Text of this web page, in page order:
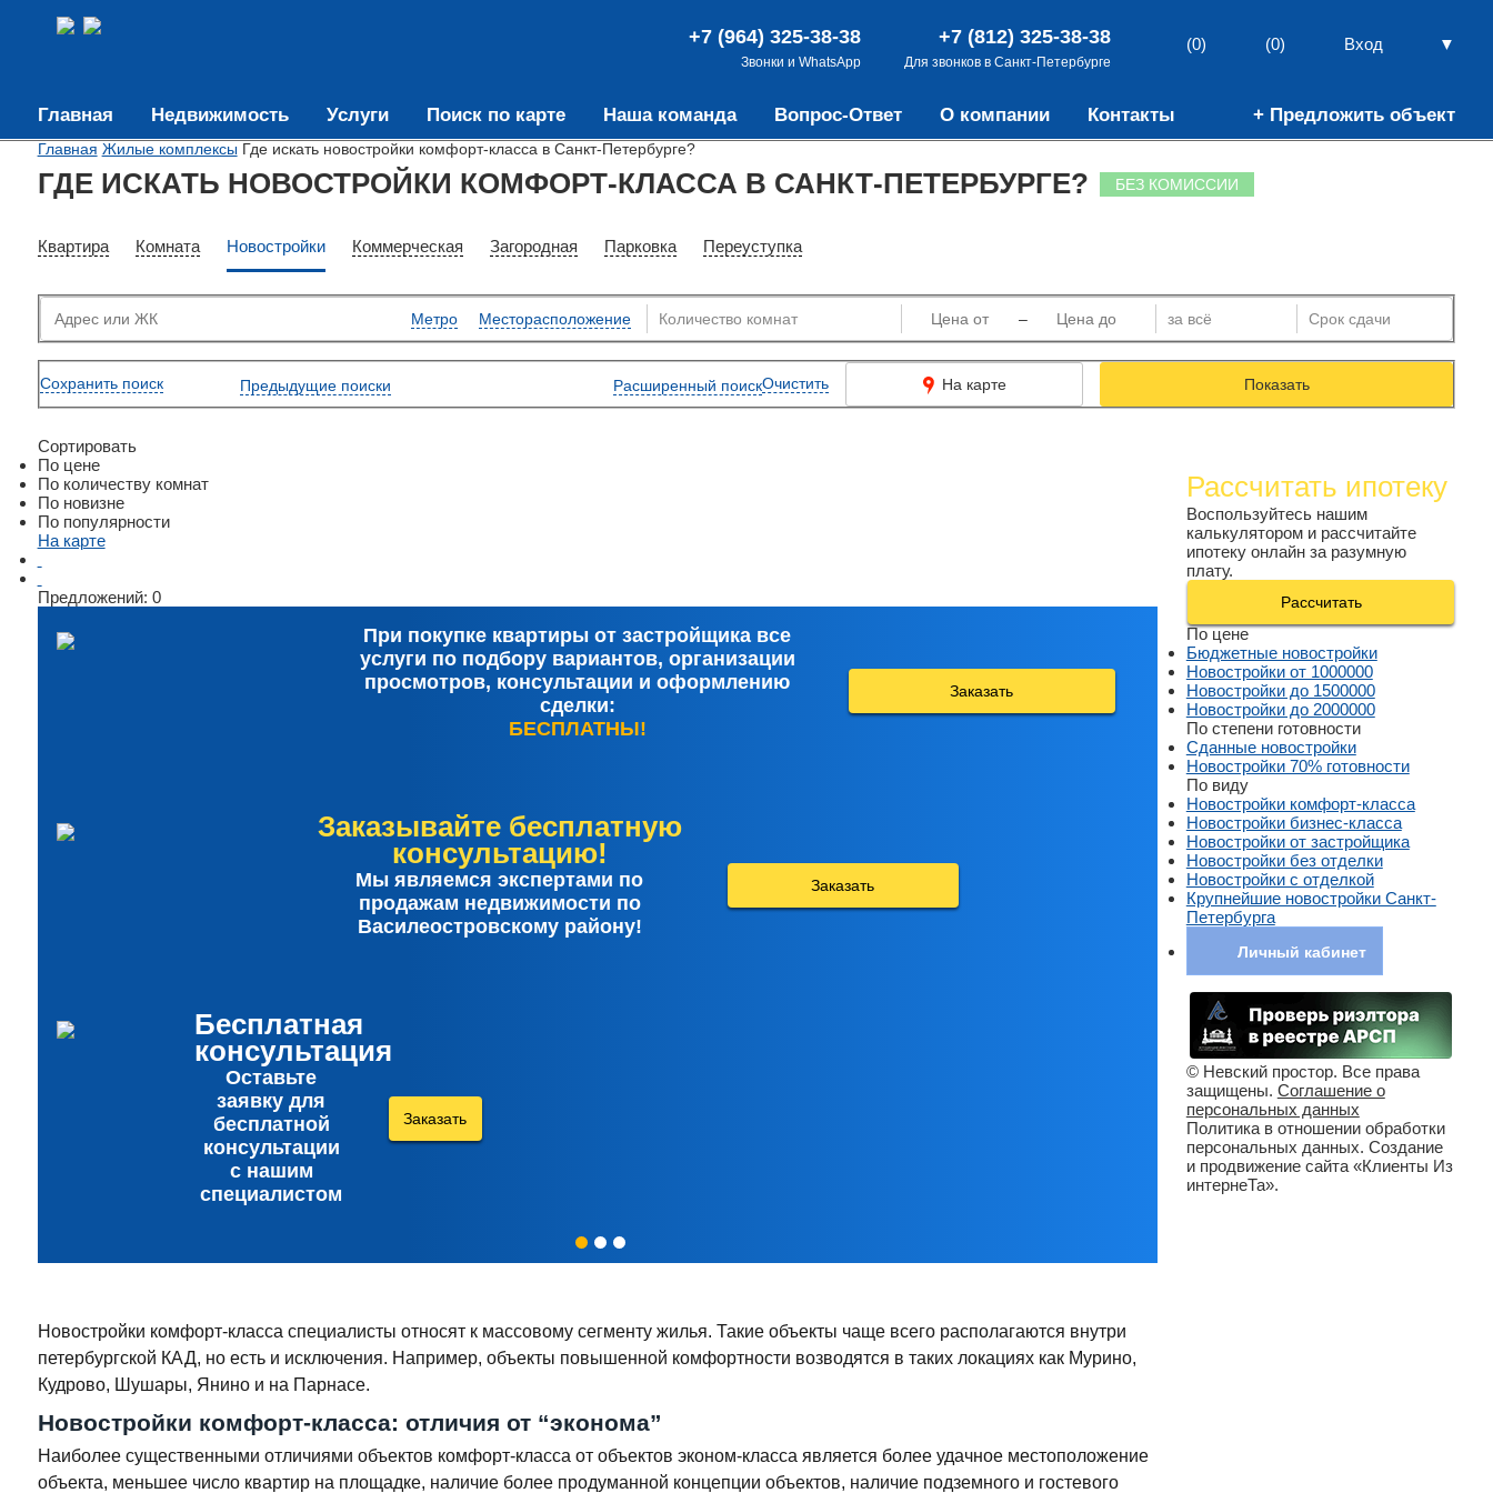
▼
Вход
(0)
(0)
+7 (812) 325-38-38
Для звонков в Санкт-Петербурге
+7 (964) 325-38-38
Звонки и WhatsApp
+ Предложить объект
Главная Недвижимость Услуги Поиск по карте Наша команда Вопрос-Ответ О компании Контакты
Главная Жилые комплексы Где искать новостройки комфорт-класса в Санкт-Петербурге?
ГДЕ ИСКАТЬ НОВОСТРОЙКИ КОМФОРТ-КЛАССА В САНКТ-ПЕТЕРБУРГЕ? БЕЗ КОМИССИИ
Квартира Комната Новостройки Коммерческая Загородная Парковка Переуступка
Метро Месторасположение –
Сохранить поиск Предыдущие поиски Расширенный поискОчистить На карте Показать
Сортировать
По цене
По количеству комнат
По новизне
По популярности
На карте
Предложений: 0
При покупке квартиры от застройщика все
услуги по подбору вариантов, организации
просмотров, консультации и оформлению
сделки:
БЕСПЛАТНЫ!
Заказать
Заказывайте бесплатную
консультацию!
Мы являемся экспертами по
продажам недвижимости по
Василеостровскому району!
Заказать
Бесплатная
консультация
Оставьте
заявку для
бесплатной
консультации
с нашим
специалистом
Заказать
Новостройки комфорт-класса специалисты относят к массовому сегменту жилья. Такие объекты чаще всего располагаются внутри
петербургской КАД, но есть и исключения. Например, объекты повышенной комфортности возводятся в таких локациях как Мурино,
Кудрово, Шушары, Янино и на Парнасе.
Новостройки комфорт-класса: отличия от “эконома”
Наиболее существенными отличиями объектов комфорт-класса от объектов эконом-класса является более удачное местоположение
объекта, меньшее число квартир на площадке, наличие более продуманной концепции объектов, наличие подземного и гостевого
Рассчитать ипотеку
Воспользуйтесь нашим
калькулятором и рассчитайте
ипотеку онлайн за разумную
плату.
Рассчитать
По цене
Бюджетные новостройки
Новостройки от 1000000
Новостройки до 1500000
Новостройки до 2000000
По степени готовности
Сданные новостройки
Новостройки 70% готовности
По виду
Новостройки комфорт-класса
Новостройки бизнес-класса
Новостройки от застройщика
Новостройки без отделки
Новостройки с отделкой
Крупнейшие новостройки Санкт-
Петербурга
Личный кабинет
© Невский простор. Все права
защищены. Соглашение о
персональных данных
Политика в отношении обработки
персональных данных. Создание
и продвижение сайта «Клиенты Из
интернеТа».